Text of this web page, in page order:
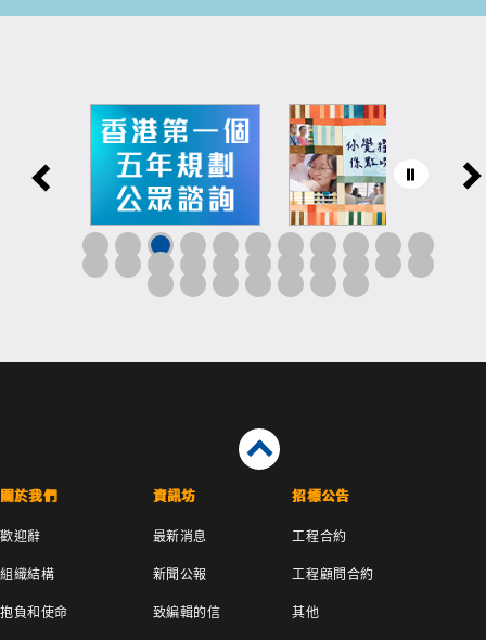
關於我們
歡迎辭
組織結構
抱負和使命
資訊坊
最新消息
新聞公報
致編輯的信
招標公告
工程合約
工程顧問合約
其他